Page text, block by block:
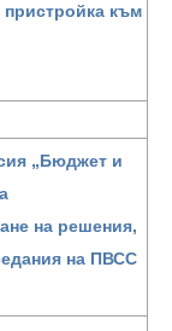
пристройка към
„Бюджет и
на решения,
на ПВСС